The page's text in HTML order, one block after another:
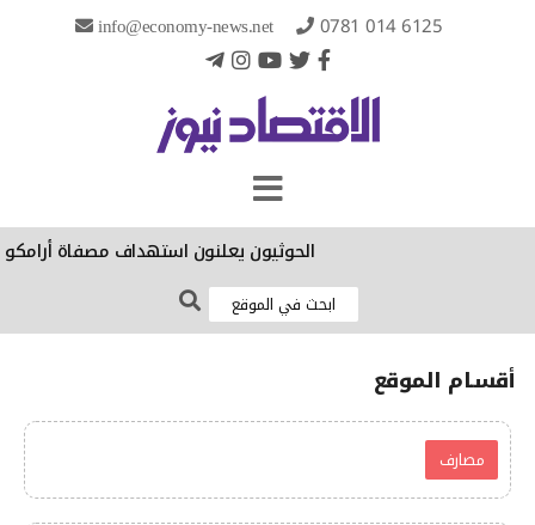
info@economy-news.net 0781 014 6125
الحوثيون يعلنون استهداف مصفاة
أقسـام الموقع
مصارف